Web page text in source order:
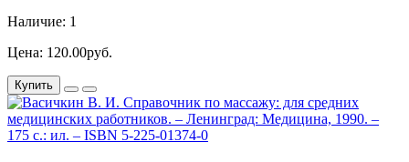
Наличие: 1
Цена: 120.00руб.
Купить